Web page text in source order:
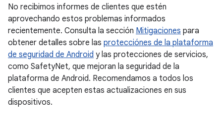
No recibimos informes de clientes que estén
aprovechando estos problemas informados
recientemente. Consulta la sección Mitigaciones para
obtener detalles sobre las protecciónes de la plataforma
de seguridad de Android y las protecciones de servicios,
como SafetyNet, que mejoran la seguridad de la
plataforma de Android. Recomendamos a todos los
clientes que acepten estas actualizaciones en sus
dispositivos.